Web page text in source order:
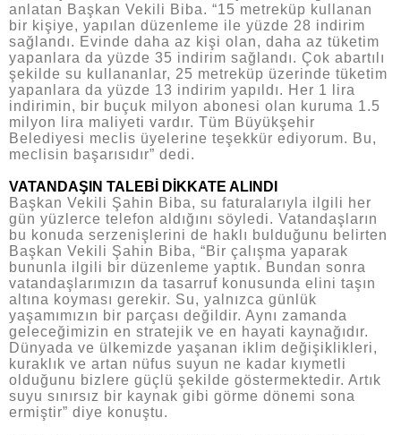
anlatan Başkan Vekili Biba. “15 metreküp kullanan
bir kişiye, yapılan düzenleme ile yüzde 28 indirim
sağlandı. Evinde daha az kişi olan, daha az tüketim
yapanlara da yüzde 35 indirim sağlandı. Çok abartılı
şekilde su kullananlar, 25 metreküp üzerinde tüketim
yapanlara da yüzde 13 indirim yapıldı. Her 1 lira
indirimin, bir buçuk milyon abonesi olan kuruma 1.5
milyon lira maliyeti vardır. Tüm Büyükşehir
Belediyesi meclis üyelerine teşekkür ediyorum. Bu,
meclisin başarısıdır” dedi.
VATANDAŞIN TALEBİ DİKKATE ALINDI
Başkan Vekili Şahin Biba, su faturalarıyla ilgili her
gün yüzlerce telefon aldığını söyledi. Vatandaşların
bu konuda serzenişlerini de haklı bulduğunu belirten
Başkan Vekili Şahin Biba, “Bir çalışma yaparak
bununla ilgili bir düzenleme yaptık. Bundan sonra
vatandaşlarımızın da tasarruf konusunda elini taşın
altına koyması gerekir. Su, yalnızca günlük
yaşamımızın bir parçası değildir. Aynı zamanda
geleceğimizin en stratejik ve en hayati kaynağıdır.
Dünyada ve ülkemizde yaşanan iklim değişiklikleri,
kuraklık ve artan nüfus suyun ne kadar kıymetli
olduğunu bizlere güçlü şekilde göstermektedir. Artık
suyu sınırsız bir kaynak gibi görme dönemi sona
ermiştir” diye konuştu.